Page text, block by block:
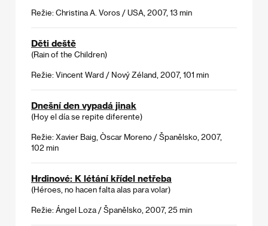
Režie: Christina A. Voros / USA, 2007, 13 min
Děti deště
(Rain of the Children)
Režie: Vincent Ward / Nový Zéland, 2007, 101 min
Dnešní den vypadá jinak
(Hoy el día se repite diferente)
Režie: Xavier Baig, Òscar Moreno / Španělsko, 2007,
102 min
Hrdinové: K létání křídel netřeba
(Héroes, no hacen falta alas para volar)
Režie: Ángel Loza / Španělsko, 2007, 25 min